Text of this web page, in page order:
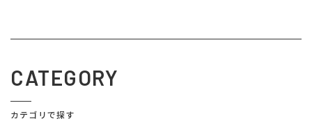
CATEGORY
カテゴリで探す